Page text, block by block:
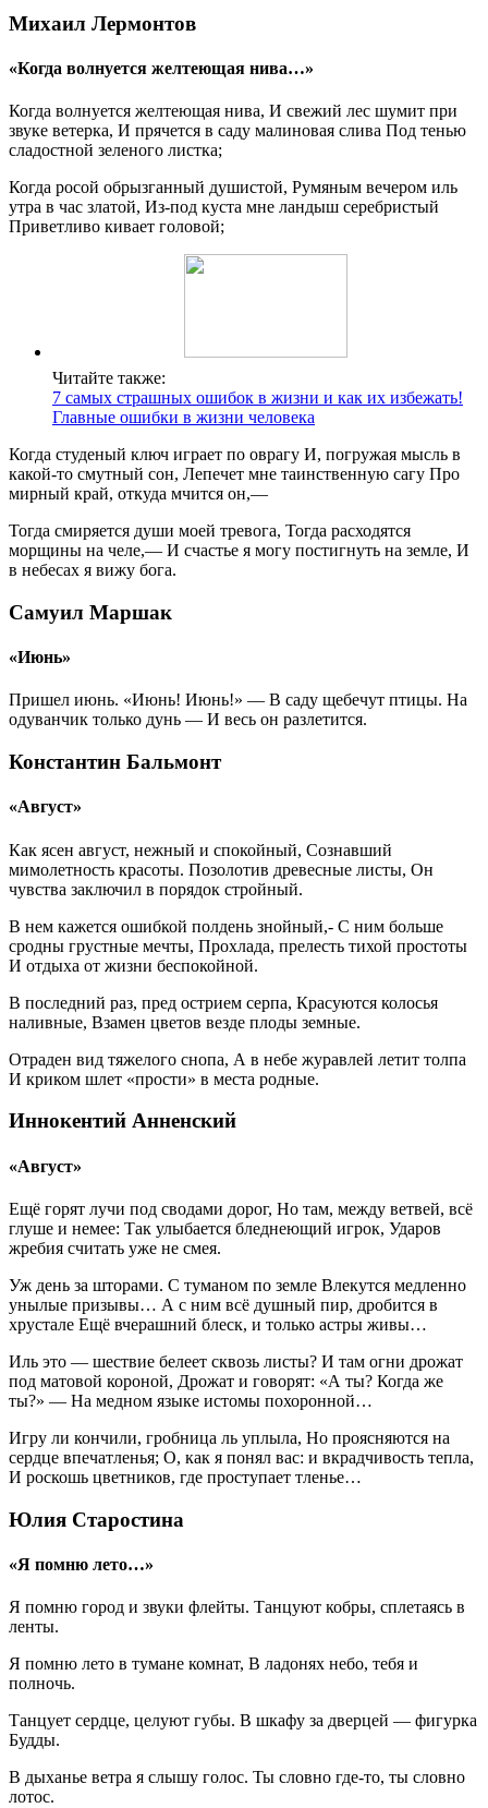
Михаил Лермонтов
«Когда волнуется желтеющая нива…»
Когда волнуется желтеющая нива, И свежий лес шумит при
звуке ветерка, И прячется в саду малиновая слива Под тенью
сладостной зеленого листка;
Когда росой обрызганный душистой, Румяным вечером иль
утра в час златой, Из-под куста мне ландыш серебристый
Приветливо кивает головой;
Читайте также:
7 самых страшных ошибок в жизни и как их избежать!
Главные ошибки в жизни человека
Когда студеный ключ играет по оврагу И, погружая мысль в
какой-то смутный сон, Лепечет мне таинственную сагу Про
мирный край, откуда мчится он,—
Тогда смиряется души моей тревога, Тогда расходятся
морщины на челе,— И счастье я могу постигнуть на земле, И
в небесах я вижу бога.
Самуил Маршак
«Июнь»
Пришел июнь. «Июнь! Июнь!» — В саду щебечут птицы. На
одуванчик только дунь — И весь он разлетится.
Константин Бальмонт
«Август»
Как ясен август, нежный и спокойный, Сознавший
мимолетность красоты. Позолотив древесные листы, Он
чувства заключил в порядок стройный.
В нем кажется ошибкой полдень знойный,- С ним больше
сродны грустные мечты, Прохлада, прелесть тихой простоты
И отдыха от жизни беспокойной.
В последний раз, пред острием серпа, Красуются колосья
наливные, Взамен цветов везде плоды земные.
Отраден вид тяжелого снопа, А в небе журавлей летит толпа
И криком шлет «прости» в места родные.
Иннокентий Анненский
«Август»
Ещё горят лучи под сводами дорог, Но там, между ветвей, всё
глуше и немее: Так улыбается бледнеющий игрок, Ударов
жребия считать уже не смея.
Уж день за шторами. С туманом по земле Влекутся медленно
унылые призывы… А с ним всё душный пир, дробится в
хрустале Ещё вчерашний блеск, и только астры живы…
Иль это — шествие белеет сквозь листы? И там огни дрожат
под матовой короной, Дрожат и говорят: «А ты? Когда же
ты?» — На медном языке истомы похоронной…
Игру ли кончили, гробница ль уплыла, Но проясняются на
сердце впечатленья; О, как я понял вас: и вкрадчивость тепла,
И роскошь цветников, где проступает тленье…
Юлия Старостина
«Я помню лето…»
Я помню город и звуки флейты. Танцуют кобры, сплетаясь в
ленты.
Я помню лето в тумане комнат, В ладонях небо, тебя и
полночь.
Танцует сердце, целуют губы. В шкафу за дверцей — фигурка
Будды.
В дыханье ветра я слышу голос. Ты словно где-то, ты словно
лотос.